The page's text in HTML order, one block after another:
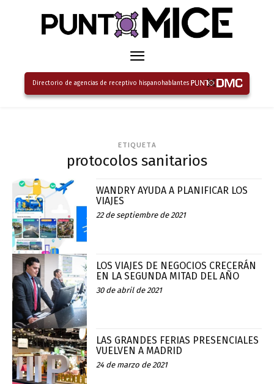
Directorio de agencias de receptivo hispanohablantes
ETIQUETA
protocolos sanitarios
WANDRY AYUDA A PLANIFICAR LOS
VIAJES
22 de septiembre de 2021
LOS VIAJES DE NEGOCIOS CRECERÁN
EN LA SEGUNDA MITAD DEL AÑO
30 de abril de 2021
LAS GRANDES FERIAS PRESENCIALES
VUELVEN A MADRID
24 de marzo de 2021